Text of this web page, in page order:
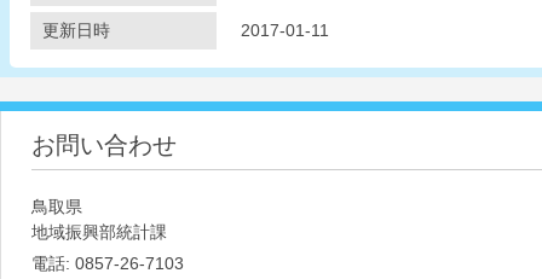
更新日時 2017-01-11
お問い合わせ
鳥取県
地域振興部統計課
電話: 0857-26-7103